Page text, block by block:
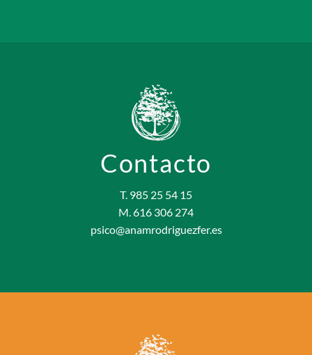
Contacto
T. 985 25 54 15
M. 616 306 274
psico@anamrodriguezfer.es